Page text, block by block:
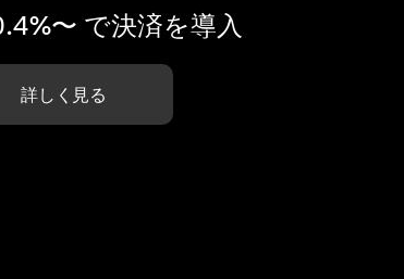
〜 で決済を導入
詳しく見る